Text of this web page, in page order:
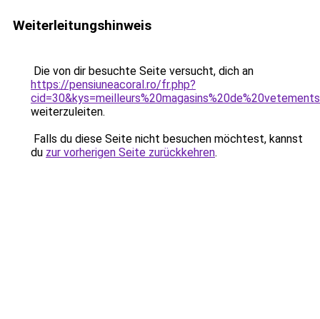
Weiterleitungshinweis
Die von dir besuchte Seite versucht, dich an
https://pensiuneacoral.ro/fr.php?
weiterzuleiten.
Falls du diese Seite nicht besuchen möchtest, kannst
du zur vorherigen Seite zurückkehren.